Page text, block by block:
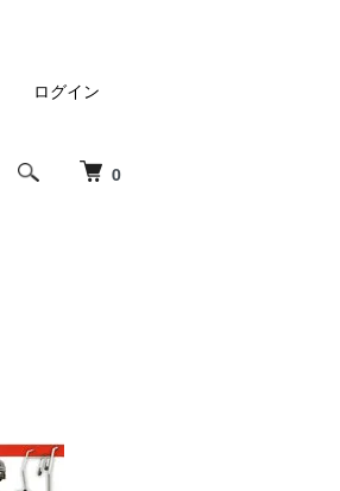
0
ログイン